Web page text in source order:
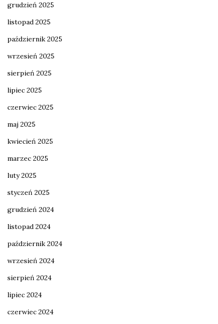
grudzień 2025
listopad 2025
październik 2025
wrzesień 2025
sierpień 2025
lipiec 2025
czerwiec 2025
maj 2025
kwiecień 2025
marzec 2025
luty 2025
styczeń 2025
grudzień 2024
listopad 2024
październik 2024
wrzesień 2024
sierpień 2024
lipiec 2024
czerwiec 2024